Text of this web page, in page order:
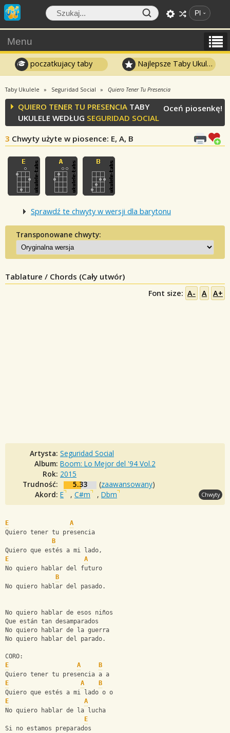
Pl
Menu
poczatkujacy taby Najlepsze Taby Ukulele
Taby Ukulele Seguridad Social Quiero Tener Tu Presencia
QUIERO TENER TU PRESENCIA TABY
UKULELE WEDŁUG SEGURIDAD SOCIAL
3 Chwyty użyte w piosence: E, A, B
Oceń piosenkę!
Sprawdź te chwyty w wersji dla barytonu
Transponowane chwyty:
Tablature / Chords (Cały utwór)
Font size: A- A A+
Artysta: Seguridad Social
Album: Boom: Lo Mejor del '94 Vol.2
Rok: 2015
Trudność:
5.33 (zaawansowany)
Akord: E , C#m , Dbm Chwyty
E
A
Quiero tener tu presencia
B
Quiero que estés a mi lado,
E
A
No quiero hablar del futuro
B
No quiero hablar del pasado.
No quiero hablar de esos niños
Que están tan desamparados
No quiero hablar de la guerra
No quiero hablar del parado.
CORO:
E
A
B
Quiero tener tu presencia a a
E
A
B
Quiero que estés a mi lado o o
E
A
No quiero hablar de la lucha
E
Si no estamos preparados